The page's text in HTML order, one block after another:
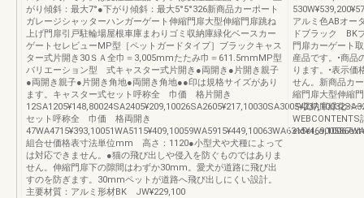
がり傾斜：最大7°●下がり傾斜：最大5°5°326新商品カーポート
ガレージシャッターハンガーゲート伸縮門扉大型伸縮門扉跳ね
上げ門扉引戸駐輪場屋根車庫まわりゴミ収納庫緑化ベースカー
ゲートセレビューMP型［ペットガードタイプ］ブラックキャス
ター式片開き30ＳＡ全巾＝3,005mmたたみ巾＝611.5mmMP型
バリエーション型 式キャスター式片開き●両開き●片開き親子
●両開き親子●片開き角地●両開き角地●●印は規格サイズがあり
ます。キャスター式セット呼称全 巾価 格片開き
セット呼称全 巾価 格両開き
組合せ価格表寸法単位mm 高さ：1120●小型犬や犬種によって
は対応できません。●猫の飛び出しや侵入を防ぐものではありま
せん。伸縮門扉下の隙間はわずか30mm。愛犬が道路に飛び出
すのを防ぎます。30mmペットが道路へ飛び出しにくい設計。
主要材質：アルミ形材BK JW¥229,100
アルミ色ABオ
ドブラック BK
門扉カーゲート
産品です。•商品
ります。•表示価
せん。新商品カ
縮門扉大型伸縮
ミ収納庫緑化ベ